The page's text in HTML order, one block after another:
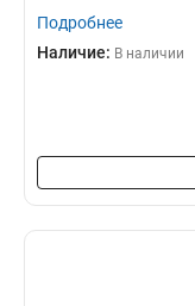
Подробнее
Наличие: В наличии